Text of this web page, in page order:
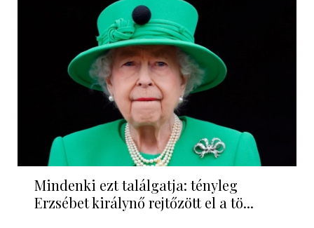
Mindenki ezt találgatja: tényleg
Erzsébet királynő rejtőzött el a tö...